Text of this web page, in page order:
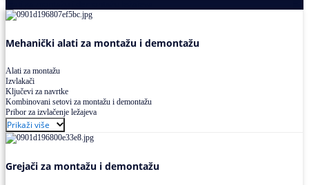
Mehanički alati za montažu i demontažu
Alati za montažu
Izvlakači
Ključevi za navrtke
Kombinovani setovi za montažu i demontažu
Pribor za izvlačenje ležajeva
Prikaži više
Grejači za montažu i demontažu